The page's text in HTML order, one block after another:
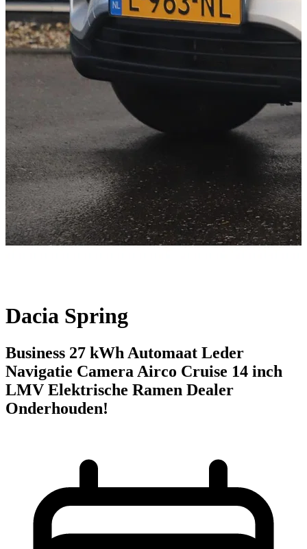
Dacia Spring
Business 27 kWh Automaat Leder
Navigatie Camera Airco Cruise 14 inch
LMV Elektrische Ramen Dealer
Onderhouden!